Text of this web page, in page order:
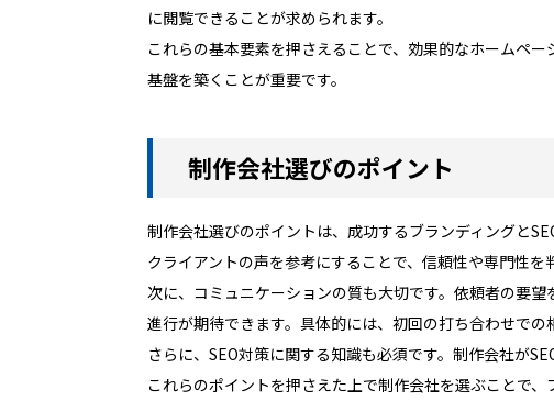
に閲覧できることが求められます。
これらの基本要素を押さえることで、効果的なホームペ
基盤を築くことが重要です。
制作会社選びのポイント
制作会社選びのポイントは、成功するブランディングと
クライアントの声を参考にすることで、信頼性や専門性を
次に、コミュニケーションの質も大切です。依頼者の要
進行が期待できます。具体的には、初回の打ち合わせでの
さらに、SEO対策に関する知識も必須です。制作会社が
これらのポイントを押さえた上で制作会社を選ぶことで